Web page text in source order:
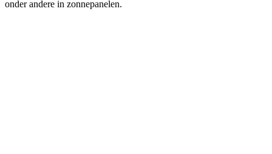
onder andere in zonnepanelen.